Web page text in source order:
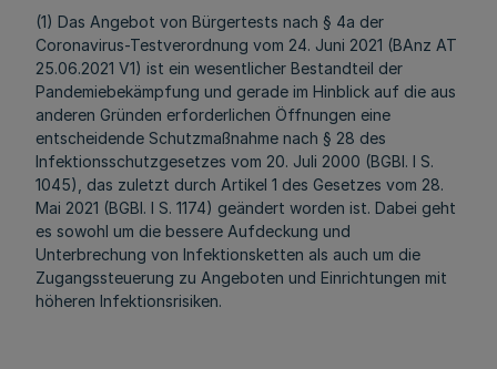
(1) Das Angebot von Bürgertests nach § 4a der
Coronavirus-Testverordnung vom 24. Juni 2021 (BAnz AT
25.06.2021 V1) ist ein wesentlicher Bestandteil der
Pandemiebekämpfung und gerade im Hinblick auf die aus
anderen Gründen erforderlichen Öffnungen eine
entscheidende Schutzmaßnahme nach § 28 des
Infektionsschutzgesetzes vom 20. Juli 2000 (BGBl. I S.
1045), das zuletzt durch Artikel 1 des Gesetzes vom 28.
Mai 2021 (BGBl. I S. 1174) geändert worden ist. Dabei geht
es sowohl um die bessere Aufdeckung und
Unterbrechung von Infektionsketten als auch um die
Zugangssteuerung zu Angeboten und Einrichtungen mit
höheren Infektionsrisiken.